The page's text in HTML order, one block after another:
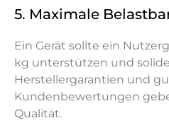
5. Maximale
Ein Gerät sollte ein
kg unterstützen und
Herstellergarantien und
Kundenbewertungen
Qualität.